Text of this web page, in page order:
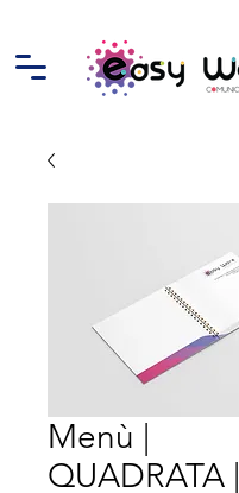
Menù |
QUADRATA |